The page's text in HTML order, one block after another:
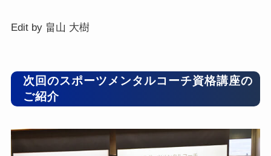
Edit by 畠山 大樹
次回のスポーツメンタルコーチ資格講座の
ご紹介